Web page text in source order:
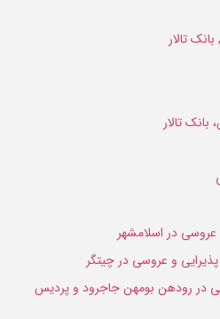
تالار
بانک تالار
و عروسی در اسلامشهر
پذیرایی و عروسی در چیتگر
در رودهن بومهن جاجرود و پردیس